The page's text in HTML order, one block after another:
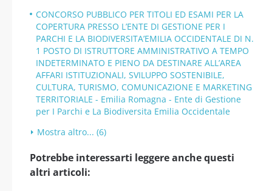
CONCORSO PUBBLICO PER TITOLI ED ESAMI PER LA
COPERTURA PRESSO L’ENTE DI GESTIONE PER I
PARCHI E LA BIODIVERSITA’EMILIA OCCIDENTALE DI N.
1 POSTO DI ISTRUTTORE AMMINISTRATIVO A TEMPO
INDETERMINATO E PIENO DA DESTINARE ALL’AREA
AFFARI ISTITUZIONALI, SVILUPPO SOSTENIBILE,
CULTURA, TURISMO, COMUNICAZIONE E MARKETING
TERRITORIALE - Emilia Romagna - Ente di Gestione
per I Parchi e La Biodiversita Emilia Occidentale
Mostra altro... (6)
Potrebbe interessarti leggere anche questi
altri articoli: